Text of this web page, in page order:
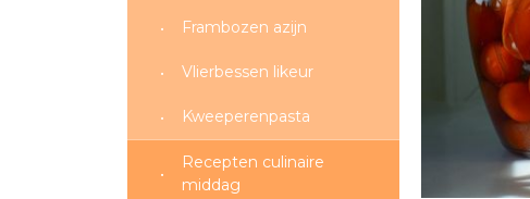
Frambozen azijn
Vlierbessen likeur
Kweeperenpasta
Recepten culinaire
middag